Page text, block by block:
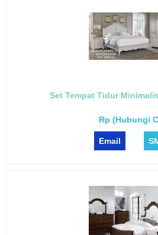
Set Tempat Tidur
Rp (Hubungi
Email